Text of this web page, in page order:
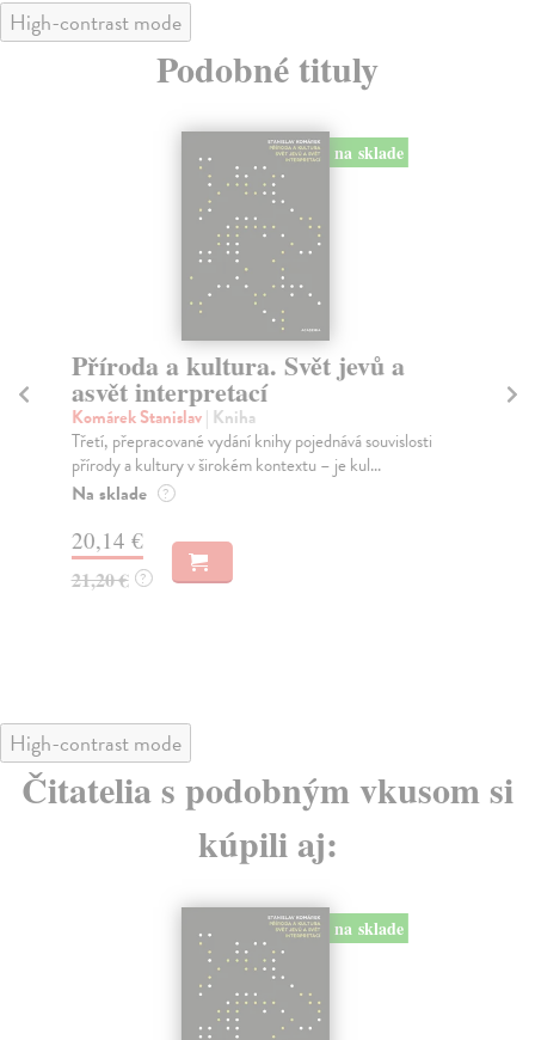
High-contrast mode
Podobné tituly
na sklade
Příroda a kultura. Svět jevů a
asvět interpretací
Komárek Stanislav| Kniha
Třetí, přepracované vydání knihy pojednává souvislosti
přírody a kultury v širokém kontextu – je kul...
Na sklade ?
20,14 €
21,20 € ?
High-contrast mode
Čitatelia s podobným vkusom si
kúpili aj: